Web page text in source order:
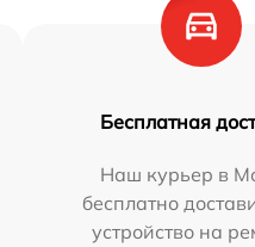
Бесплатная
Наш курьер в
бесплатно
устройство на